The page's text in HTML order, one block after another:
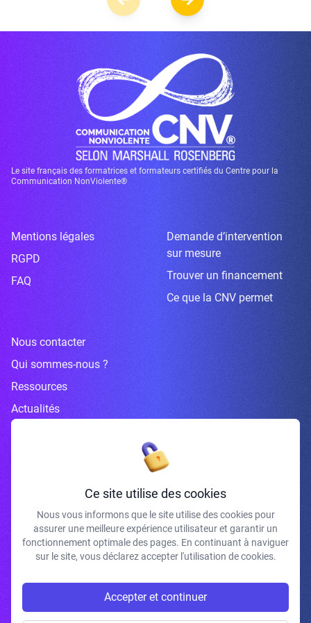
Le site français des formatrices et formateurs certifiés du Centre pour la
Communication NonViolente®
Mentions légales
RGPD
FAQ
Demande d’intervention
sur mesure
Trouver un financement
Ce que la CNV permet
Nous contacter
Qui sommes-nous ?
Ressources
Actualités
Inscrivez-vous à la newsletter
J'accepte de recevoir vos e-mails et confirme avoir pris connaissance de
votre politique de confidentialité et mentions légales.
Ce site utilise des cookies
Nous vous informons que le site utilise des cookies pour
assurer une meilleure expérience utilisateur et garantir un
fonctionnement optimale des pages. En continuant à naviguer
sur le site, vous déclarez accepter l'utilisation de cookies.
Accepter et continuer